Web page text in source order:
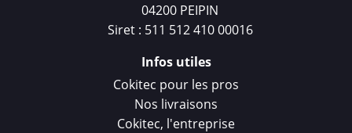
04200 PEIPIN
Siret : 511 512 410 00016
Infos utiles
Cokitec pour les pros
Nos livraisons
Cokitec, l'entreprise